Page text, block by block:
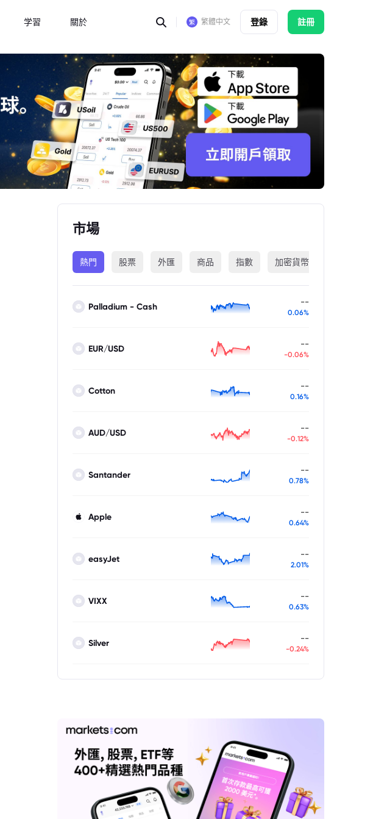
学習 關於 繁體中文 登錄 註冊
市場
熱門 股票 外匯 商品 指數 加密貨幣
Palladium - Cash --
0.06%
EUR/USD --
-0.06%
Cotton --
0.16%
AUD/USD --
-0.12%
Santander --
0.78%
Apple --
0.64%
easyJet --
2.01%
VIXX --
0.63%
Silver --
-0.24%